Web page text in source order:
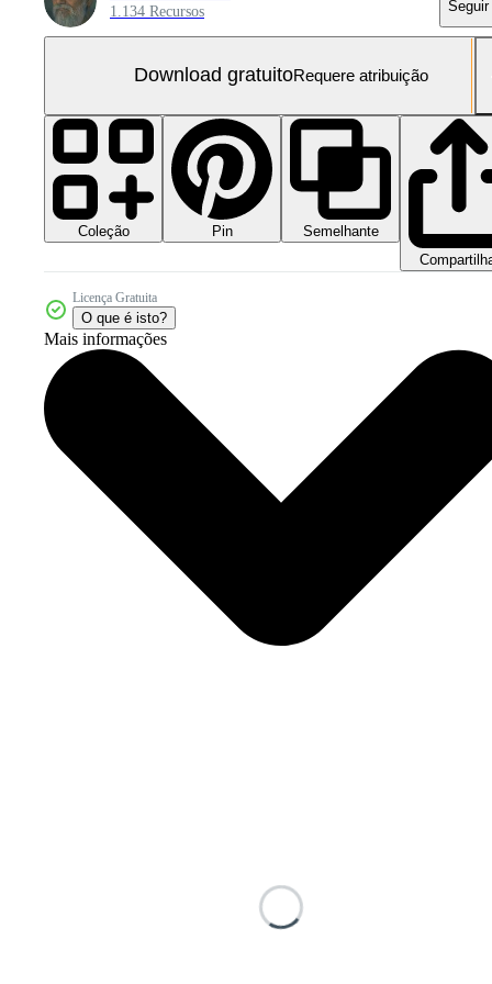
1.134 Recursos Seguir
Download gratuitoRequere atribuição
Coleção Pin
Semelhante
Licença Gratuita
O que é isto?
Mais informações